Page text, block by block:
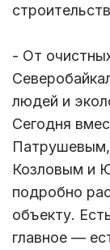
- От
людей и
Сегодня
Козловым и
подробно
объекту.
главное —